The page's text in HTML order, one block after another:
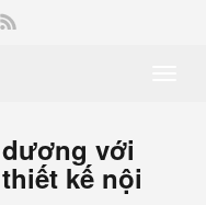
với
kế nội